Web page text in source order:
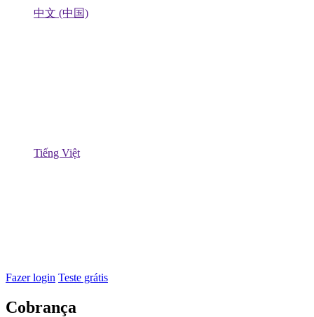
中文 (中国)
Tiếng Việt
Fazer login Teste grátis
Cobrança